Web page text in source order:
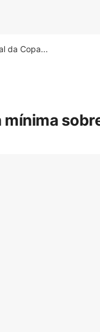
da Copa...